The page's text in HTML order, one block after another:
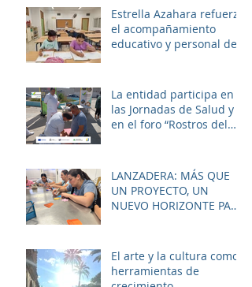
sociosanitario
Estrella Azahara refuerza
el acompañamiento
educativo y personal del
zona.
La entidad participa en
las Jornadas de Salud y
en el foro “Rostros del
para mejorar la
empleabilidad y el
bienestar de la zona.
LANZADERA: MÁS QUE
UN PROYECTO, UN
NUEVO HORIZONTE PARA
El arte y la cultura como
herramientas de